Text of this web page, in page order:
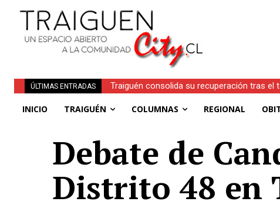
ÚLTIMAS ENTRADAS
Traiguén consolida su recuperación tras
INICIO TRAIGUÉN COLUMNAS REGIONAL
Debate de
Distrito 48 en